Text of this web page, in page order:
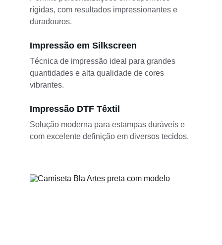
Impressão em Silkscreen
Técnica de impressão ideal para grandes
quantidades e alta qualidade de cores
vibrantes.
Impressão DTF Têxtil
Solução moderna para estampas duráveis e
com excelente definição em diversos tecidos.
rígidas, com resultados impressionantes e
duradouros.